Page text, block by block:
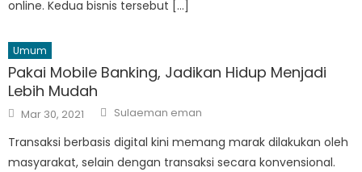
online. Kedua bisnis tersebut […]
Umum
Pakai Mobile Banking, Jadikan Hidup Menjadi
Lebih Mudah
Posted
on
Mar 30, 2021 Author
Sulaeman eman
Transaksi berbasis digital kini memang marak dilakukan oleh
masyarakat, selain dengan transaksi secara konvensional.